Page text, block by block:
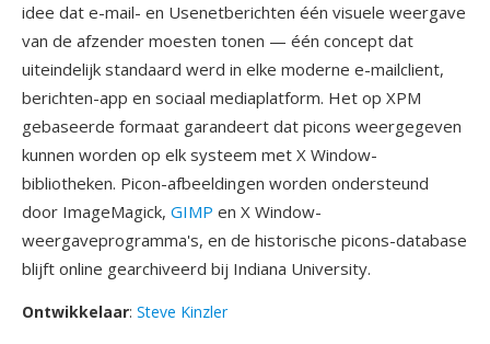
idee dat e-mail- en Usenetberichten één visuele weergave
van de afzender moesten tonen — één concept dat
uiteindelijk standaard werd in elke moderne e-mailclient,
berichten-app en sociaal mediaplatform. Het op XPM
gebaseerde formaat garandeert dat picons weergegeven
kunnen worden op elk systeem met X Window-
bibliotheken. Picon-afbeeldingen worden ondersteund
door ImageMagick, GIMP en X Window-
weergaveprogramma's, en de historische picons-database
blijft online gearchiveerd bij Indiana University.
Ontwikkelaar: Steve Kinzler